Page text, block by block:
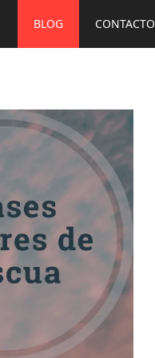
BLOG CONTACTO